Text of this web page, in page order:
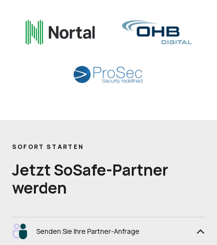
SOFORT STARTEN
JetztSoSafe-Partner
werden
Senden Sie Ihre Partner-Anfrage